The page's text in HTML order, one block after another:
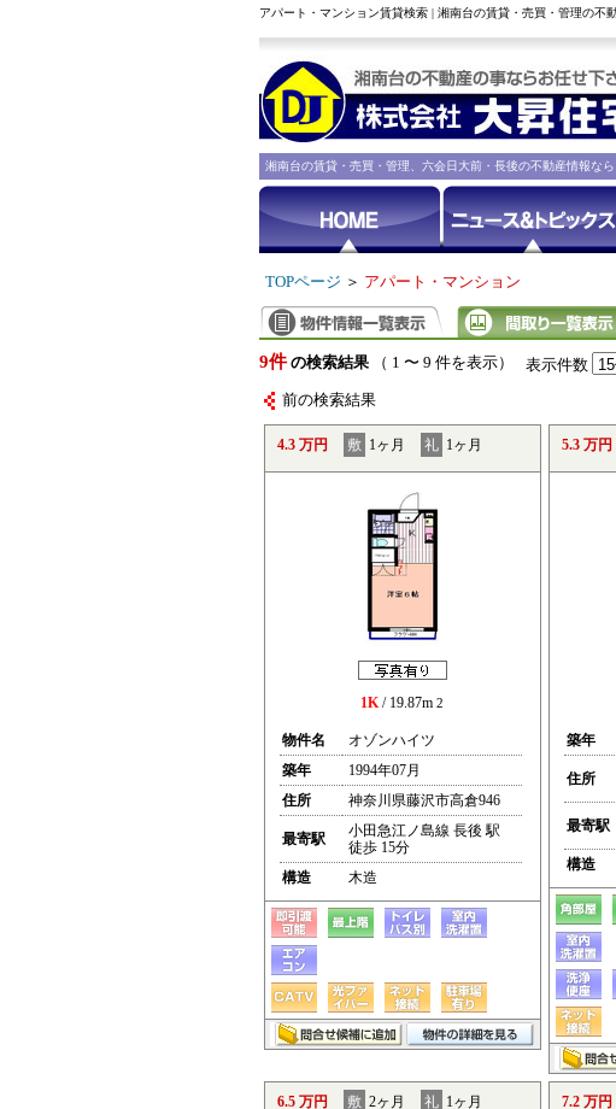
アパート・マンション賃貸検索 | 湘南台の賃貸・売買・管理の不
湘南台の賃貸・売買・管理、六会日大前・長後の不動産情報な
TOPページ ＞ アパート・マンション
9件 の検索結果（ 1 〜 9 件を表示） 表示件数
前の検索結果
4.3 万円 敷 1ヶ月 礼 1ヶ月
1K/ 19.87m 2
物件名
オゾンハイツ
築年
1994年07月
住所
神奈川県藤沢市高倉946
最寄駅
小田急江ノ島線 長後 駅
徒歩 15分
構造
木造
5.3 万円
築年
住所
最寄駅
構造
6.5 万円 敷 2ヶ月 礼 1ヶ月 7.2 万円